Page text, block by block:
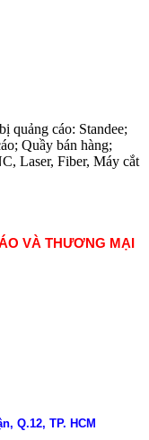
quảng cáo: Standee;
Quầy bán hàng;
Laser, Fiber, Máy cắt
VÀ THƯƠNG MẠI
Q.12, TP. HCM